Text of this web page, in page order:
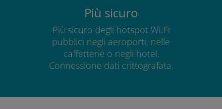
Più sicuro
Più sicuro degli hotspot Wi-Fi
pubblici negli aeroporti, nelle
caffetterie o negli hotel.
Connessione dati crittografata.